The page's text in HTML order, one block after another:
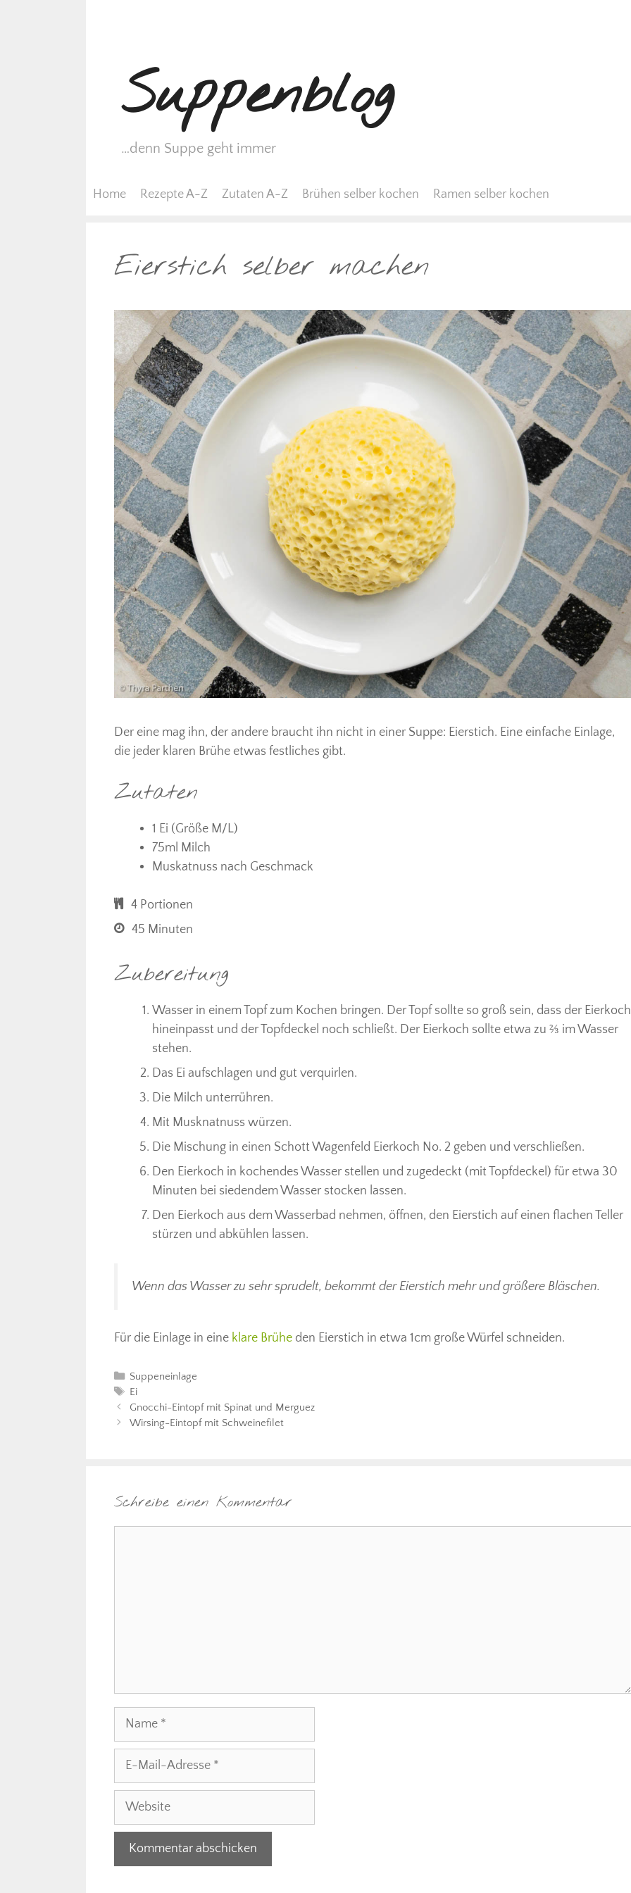
Suppenblog
…denn Suppe geht immer
Home Rezepte A-Z Zutaten A-Z Brühen selber kochen Ramen selber kochen
Eierstich selber machen
Der eine mag ihn, der andere braucht ihn nicht in einer Suppe: Eierstich. Eine einfache Einlage,
die jeder klaren Brühe etwas festliches gibt.
Zutaten
1 Ei (Größe M/L)
75ml Milch
Muskatnuss nach Geschmack
4 Portionen
45 Minuten
Zubereitung
Wasser in einem Topf zum Kochen bringen. Der Topf sollte so groß sein, dass der Eierkoch
hineinpasst und der Topfdeckel noch schließt. Der Eierkoch sollte etwa zu ⅔ im Wasser
stehen.
Das Ei aufschlagen und gut verquirlen.
Die Milch unterrühren.
Mit Musknatnuss würzen.
Die Mischung in einen Schott Wagenfeld Eierkoch No. 2 geben und verschließen.
Den Eierkoch in kochendes Wasser stellen und zugedeckt (mit Topfdeckel) für etwa 30
Minuten bei siedendem Wasser stocken lassen.
Den Eierkoch aus dem Wasserbad nehmen, öffnen, den Eierstich auf einen flachen Teller
stürzen und abkühlen lassen.
Wenn das Wasser zu sehr sprudelt, bekommt der Eierstich mehr und größere Bläschen.
Für die Einlage in eine klare Brühe den Eierstich in etwa 1cm große Würfel schneiden.
Kategorien
Suppeneinlage
Schlagwörter
Ei
Gnocchi-Eintopf mit Spinat und Merguez
Wirsing-Eintopf mit Schweinefilet
Schreibe einen Kommentar
Name
Adresse
Website